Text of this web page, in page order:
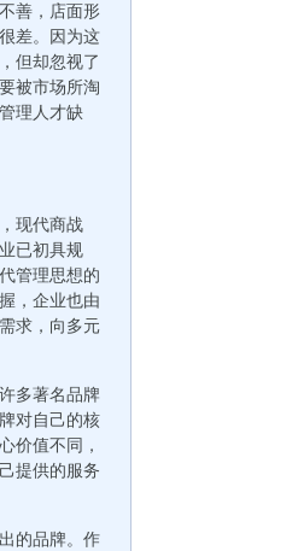
善，店面形
差。因为这
但却忽视了
被市场所淘
理人才缺
现代商战
已初具规
管理思想的
，企业也由
求，向多元
多著名品牌
对自己的核
价值不同，
提供的服务
的品牌。作